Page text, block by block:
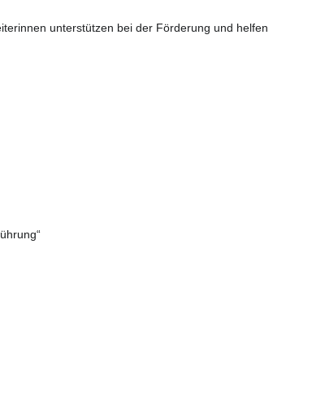
unterstützen bei der Förderung und helfen